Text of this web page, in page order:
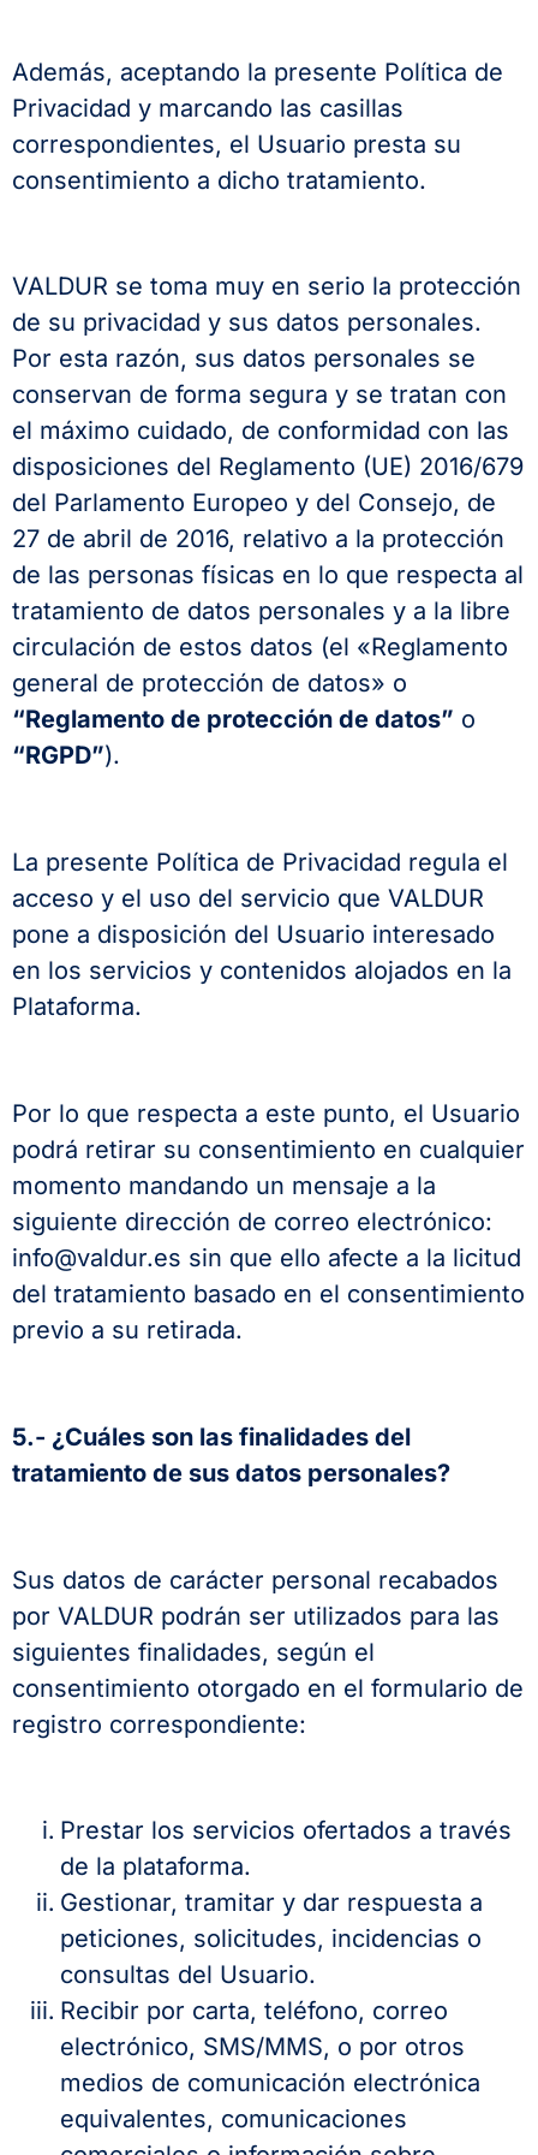
Además, aceptando la presente Política de
Privacidad y marcando las casillas
correspondientes, el Usuario presta su
consentimiento a dicho tratamiento.
VALDUR se toma muy en serio la protección
de su privacidad y sus datos personales.
Por esta razón, sus datos personales se
conservan de forma segura y se tratan con
el máximo cuidado, de conformidad con las
disposiciones del Reglamento (UE) 2016/679
del Parlamento Europeo y del Consejo, de
27 de abril de 2016, relativo a la protección
de las personas físicas en lo que respecta al
tratamiento de datos personales y a la libre
circulación de estos datos (el «Reglamento
general de protección de datos» o
“Reglamento de protección de datos” o
“RGPD”).
La presente Política de Privacidad regula el
acceso y el uso del servicio que VALDUR
pone a disposición del Usuario interesado
en los servicios y contenidos alojados en la
Plataforma.
Por lo que respecta a este punto, el Usuario
podrá retirar su consentimiento en cualquier
momento mandando un mensaje a la
siguiente dirección de correo electrónico:
info@valdur.es sin que ello afecte a la licitud
del tratamiento basado en el consentimiento
previo a su retirada.
5.- ¿Cuáles son las finalidades del
tratamiento de sus datos personales?
Sus datos de carácter personal recabados
por VALDUR podrán ser utilizados para las
siguientes finalidades, según el
consentimiento otorgado en el formulario de
registro correspondiente:
Prestar los servicios ofertados a través
de la plataforma.
Gestionar, tramitar y dar respuesta a
peticiones, solicitudes, incidencias o
consultas del Usuario.
Recibir por carta, teléfono, correo
electrónico, SMS/MMS, o por otros
medios de comunicación electrónica
equivalentes, comunicaciones